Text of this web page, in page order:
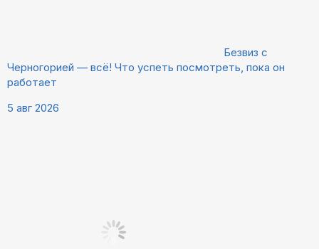
Безвиз с
Черногорией — всё! Что успеть посмотреть, пока он
работает
5 авг 2026